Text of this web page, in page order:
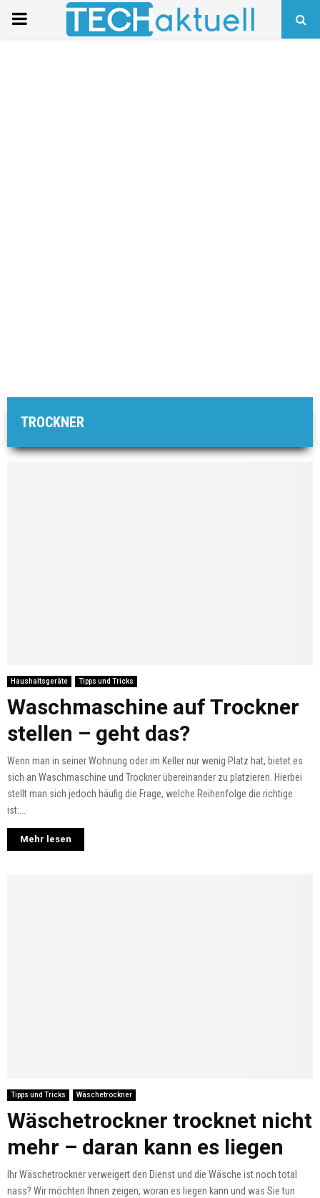
PRIMARY
TROCKNER
Haushaltsgeräte Tipps und Tricks
Waschmaschine auf Trockner
stellen – geht das?
Wenn man in seiner Wohnung oder im Keller nur wenig Platz hat, bietet es
sich an Waschmaschine und Trockner übereinander zu platzieren. Hierbei
stellt man sich jedoch häufig die Frage, welche Reihenfolge die richtige
ist:...
Mehr lesen
Tipps und Tricks Wäschetrockner
Wäschetrockner trocknet nicht
mehr – daran kann es liegen
Ihr Wäschetrockner verweigert den Dienst und die Wäsche ist noch total
nass? Wir möchten Ihnen zeigen, woran es liegen kann und was Sie tun